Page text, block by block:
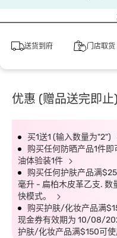
送货到府 门店取货
优惠 (赠品送完即止
买1送1 (输入数量为"2")
购买任何防晒产品1件
油体验装1件
购买任何护肤产品满
毫升 - 扁柏木皮革乙支. 数
快模式。
购买护肤/化妆产品满
现金券有效期为 10/08/
护肤/化妆产品满$150可